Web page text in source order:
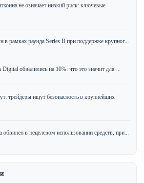
не означает низкий риск: ключевые
в рамках раунда Series B при поддержке крупног...
обвалились на 10%: что это значит для ...
трейдеры ищут безопасность в крупнейших
обвинен в нецелевом использовании средств, при...